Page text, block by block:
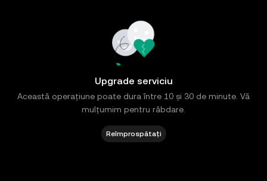
Upgrade serviciu
Această operațiune poate dura între 10 și 30 de minute. Vă
mulțumim pentru răbdare.
Reîmprospătați